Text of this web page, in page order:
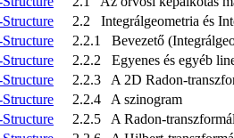
2.2 Integrálgeometria és
2.2.1 Bevezető
2.2.2 Egyenes és egyéb
2.2.3 A 2D Radon-
2.2.4 A szinogram
2.2.5 A Radon-